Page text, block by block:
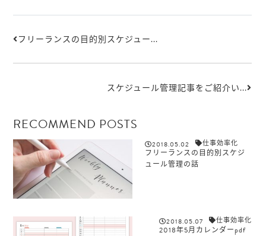
フリーランスの目的別スケジュー...
スケジュール管理記事をご紹介い...
RECOMMEND POSTS
2018.05.02 仕事効率化
フリーランスの目的別スケジ
ュール管理の話
2018.05.07 仕事効率化
2018年5月カレンダーpdf